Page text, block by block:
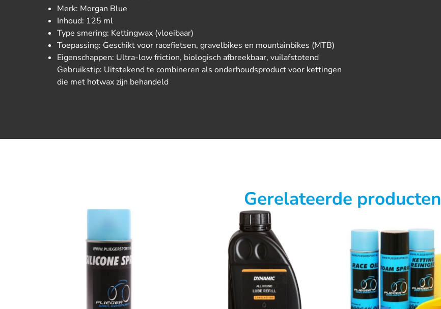
Merk: Morgan Blue
Inhoud: 125 ml
Type smering: Kettingwax (vloeibaar)
Toepassing: Geschikt voor racefietsen, gravelbikes en mountainbikes (MTB)
Eigenschappen: Ultra-low friction, biologisch afbreekbaar, vuilafstotend
Gebruikstip: Uitstekend te combineren als onderhoudsproduct voor kettingen
die met hotwax zijn behandeld
Gerelateerde producten